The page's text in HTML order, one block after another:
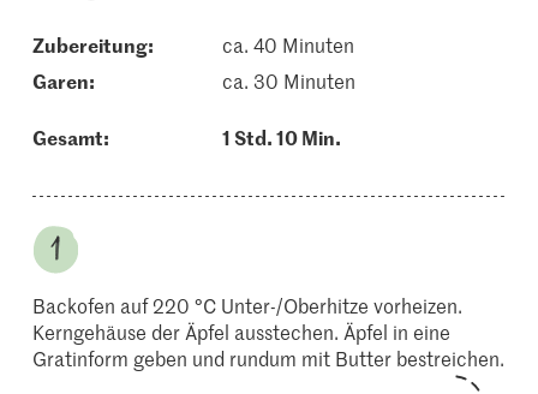
Zubereitung:
ca. 40 Minuten
garen:
ca. 30 Minuten
Gesamt: 1 Std. 10 Min.
Backofen auf 220 °C Unter-/Oberhitze vorheizen.
Kerngehäuse der Äpfel ausstechen. Äpfel in eine
Gratinform geben und rundum mit Butter bestreichen.